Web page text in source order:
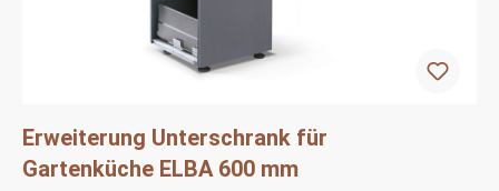
Erweiterung Unterschrank für
Gartenküche ELBA 600 mm